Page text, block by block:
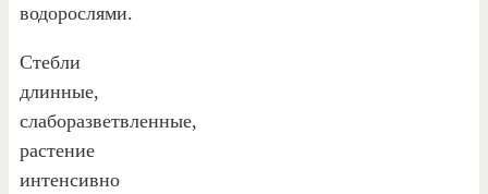
водорослями.
Стебли
длинные,
слаборазветвленные,
растение
интенсивно